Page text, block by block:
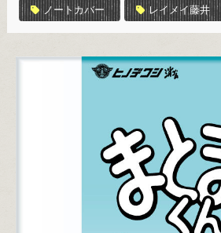
ノートカバー レイメイ藤井